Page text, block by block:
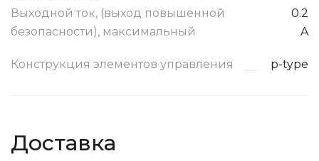
Выходной ток, (выход повышенной
безопасности), максимальный
0.2
A
Конструкция элементов управления p-type
Доставка